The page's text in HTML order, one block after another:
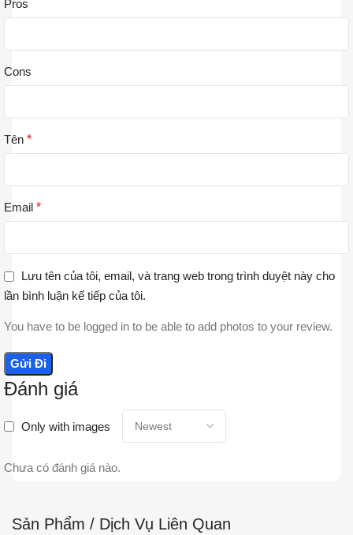
Đánh giá
Only with images
Chưa có đánh giá nào.
Pros
Cons
Tên *
Email *
Lưu tên của tôi, email, và trang web trong trình duyệt này cho
lần bình luận kế tiếp của tôi.
You have to be logged in to be able to add photos to your review.
Sản Phẩm / Dịch Vụ Liên Quan